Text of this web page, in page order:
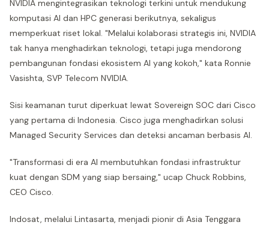
NVIDIA mengintegrasikan teknologi terkini untuk mendukung
komputasi AI dan HPC generasi berikutnya, sekaligus
memperkuat riset lokal. "Melalui kolaborasi strategis ini, NVIDIA
tak hanya menghadirkan teknologi, tetapi juga mendorong
pembangunan fondasi ekosistem AI yang kokoh," kata Ronnie
Vasishta, SVP Telecom NVIDIA.
Sisi keamanan turut diperkuat lewat Sovereign SOC dari Cisco
yang pertama di Indonesia. Cisco juga menghadirkan solusi
Managed Security Services dan deteksi ancaman berbasis AI.
"Transformasi di era AI membutuhkan fondasi infrastruktur
kuat dengan SDM yang siap bersaing," ucap Chuck Robbins,
CEO Cisco.
Indosat, melalui Lintasarta, menjadi pionir di Asia Tenggara